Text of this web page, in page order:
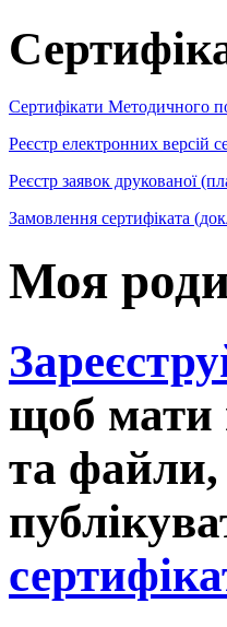
Сертифікати Методичного
Реєстр електронних версій
Реєстр заявок друкованої
Замовлення сертифіката
Моя
щоб мати
та файли,